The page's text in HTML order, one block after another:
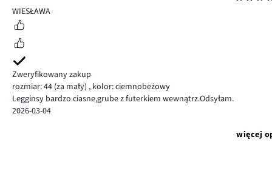
4
WIESŁAWA
Zweryfikowany zakup
rozmiar: 44 (za mały) , kolor: ciemnobeżowy
Legginsy bardzo ciasne,grube z futerkiem wewnątrz.Odsyłam.
2026-03-04
więcej